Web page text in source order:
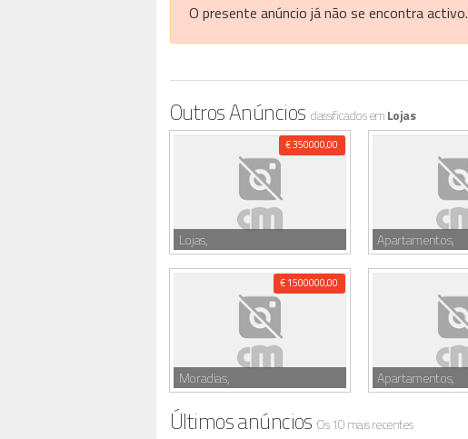
O presente anúncio já não se encontra activo.
Outros Anúncios classificados emLojas
€ 350000,00
Lojas, Apartamentos,
€ 1500000,00
Moradias, Apartamentos,
Últimos anúncios Os 10 mais recentes